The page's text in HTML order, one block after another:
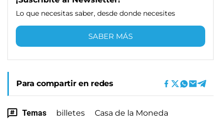
Lo que necesitas saber, desde donde necesites
SABER MÁS
Para compartir en redes
Temas billetes Casa de la Moneda